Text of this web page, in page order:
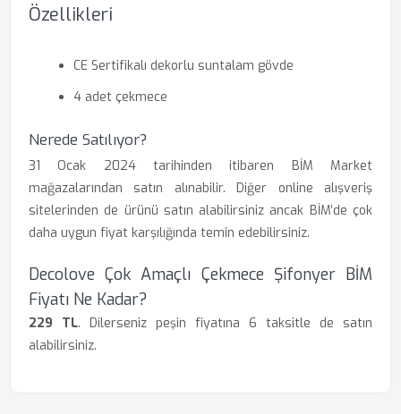
Özellikleri
CE Sertifikalı dekorlu suntalam gövde
4 adet çekmece
Nerede Satılıyor?
31 Ocak 2024 tarihinden itibaren BİM Market
mağazalarından satın alınabilir. Diğer online alışveriş
sitelerinden de ürünü satın alabilirsiniz ancak BİM’de çok
daha uygun fiyat karşılığında temin edebilirsiniz.
Decolove Çok Amaçlı Çekmece Şifonyer BİM
Fiyatı Ne Kadar?
229 TL. Dilerseniz peşin fiyatına 6 taksitle de satın
alabilirsiniz.